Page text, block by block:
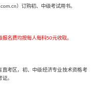
）订购初、中级考试用书。
报名费均按每人每科50元收取。
考区，初、中级经济专业技术资格考
。